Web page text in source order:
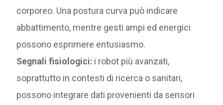
corporeo. Una postura curva può indicare
abbattimento, mentre gesti ampi ed energici
possono esprimere entusiasmo.
Segnali fisiologici: i robot più avanzati,
soprattutto in contesti di ricerca o sanitari,
possono integrare dati provenienti da sensori